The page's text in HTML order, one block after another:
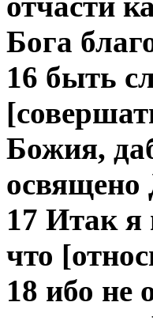
Бога
16 быть
Божия,
17 Итак я
что
18 ибо не